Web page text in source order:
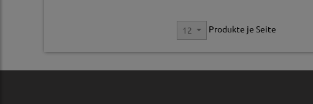
12 Produkte je Seite